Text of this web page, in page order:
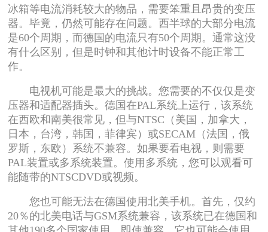
冰箱等电流消耗较大的物品，需要笨重且昂贵的变压
器。毕竟，仍然可能存在问题。西半球的大部分电流
是60个周期，而德国的电流只有50个周期。通常这没
有什么区别，但是时钟和其他计时设备不能正常工
作。
电视机可能是最大的挑战。您需要的不仅仅是变
压器和适配器插头。德国在PAL系统上运行，该系统
在西欧和南美很常见，但与NTSC（美国，加拿大，
日本，台湾，韩国，菲律宾）或SECAM（法国，俄
罗斯，东欧）系统不兼容。如果要看电视，则需要
PAL装置或多系统装置。使用多系统，您可以观看可
能随带的NTSCDVD或视频。
您也可能无法在德国使用北美手机。首先，仅约
20％的北美电话与GSM系统兼容，该系统已在德国和